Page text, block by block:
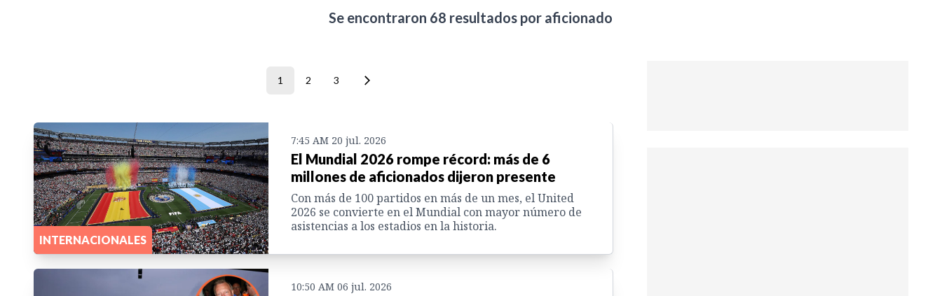
Se encontraron 68 resultados por aficionado
1 2 3
INTERNACIONALES
7:45 AM 20 jul. 2026
El Mundial 2026 rompe récord: más de 6
millones de aficionados dijeron presente
Con más de 100 partidos en más de un mes, el United
2026 se convierte en el Mundial con mayor número de
asistencias a los estadios en la historia.
10:50 AM 06 jul. 2026